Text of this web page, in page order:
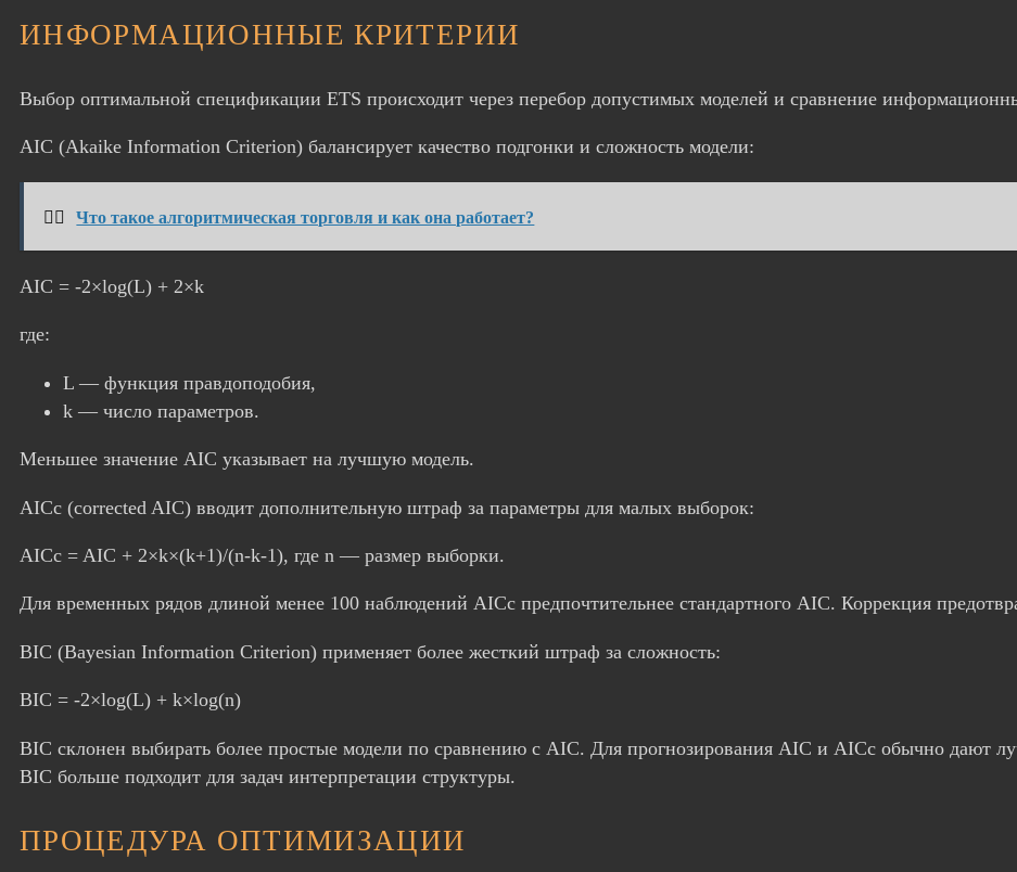
ИНФОРМАЦИОННЫЕ КРИТЕРИИ
Выбор оптимальной спецификации ETS происходит через перебор допустимых моделей и сравнение
AIC (Akaike Information Criterion) балансирует качество подгонки и сложность модели:
👉🏻 Что такое алгоритмическая торговля и как она работает?
AIC = -2×log(L) + 2×k
где:
L — функция правдоподобия,
k — число параметров.
Меньшее значение AIC указывает на лучшую модель.
AICc (corrected AIC) вводит дополнительную штраф за параметры для малых выборок:
AICc = AIC + 2×k×(k+1)/(n-k-1), где n — размер выборки.
Для временных рядов длиной менее 100 наблюдений AICc предпочтительнее стандартного AIC. Коррекция
BIC (Bayesian Information Criterion) применяет более жесткий штраф за сложность:
BIC = -2×log(L) + k×log(n)
BIC склонен выбирать более простые модели по сравнению с AIC. Для прогнозирования AIC и AICc обычно дают
BIC больше подходит для задач интерпретации структуры.
ПРОЦЕДУРА ОПТИМИЗАЦИИ